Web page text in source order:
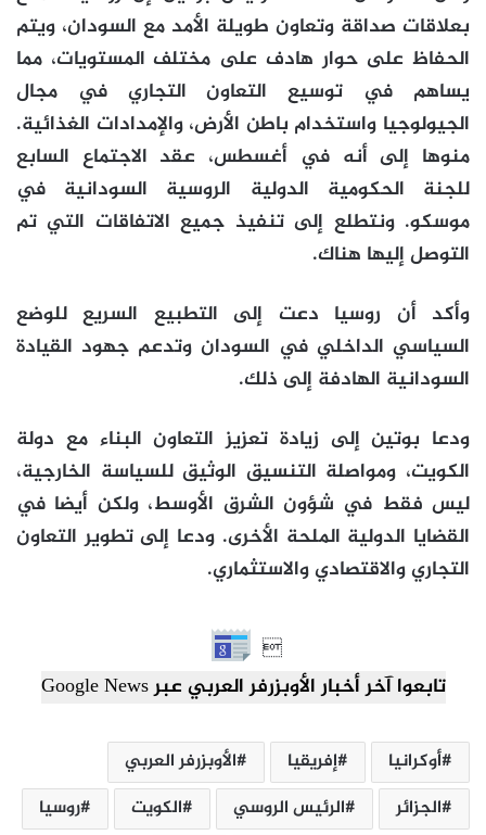
بعلاقات صداقة وتعاون طويلة الأمد مع السودان، ويتم
الحفاظ على حوار هادف على مختلف المستويات، مما
يساهم في توسيع التعاون التجاري في مجال
الجيولوجيا واستخدام باطن الأرض، والإمدادات الغذائية.
منوها إلى أنه في أغسطس، عقد الاجتماع السابع
للجنة الحكومية الدولية الروسية السودانية في
موسكو. ونتطلع إلى تنفيذ جميع الاتفاقات التي تم
التوصل إليها هناك.
وأكد أن روسيا دعت إلى التطبيع السريع للوضع
السياسي الداخلي في السودان وتدعم جهود القيادة
السودانية الهادفة إلى ذلك.
ودعا بوتين إلى زيادة تعزيز التعاون البناء مع دولة
الكويت، ومواصلة التنسيق الوثيق للسياسة الخارجية،
ليس فقط في شؤون الشرق الأوسط، ولكن أيضا في
القضايا الدولية الملحة الأخرى. ودعا إلى تطوير التعاون
التجاري والاقتصادي والاستثماري.

تابعوا آخر أخبار الأوبزرفر العربي عبر Google News
أوكرانيا إفريقيا
الأوبزرفر العربي
الجزائر
الرئيس الروسي الكويت
روسيا